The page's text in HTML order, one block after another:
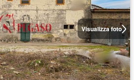
Visualizza foto